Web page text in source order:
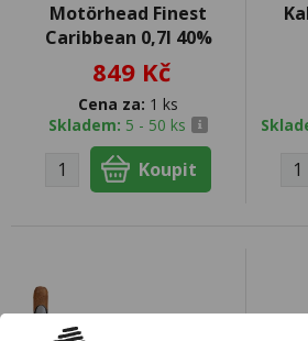
Motörhead Finest
Caribbean 0,7l 40%
849 Kč
Cena za: 1 ks
Skladem: 5 - 50 ks